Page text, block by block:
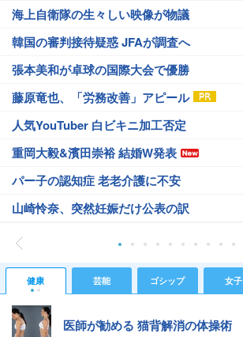
海上自衛隊の生々しい映像が物議
韓国の審判接待疑惑 JFAが調査へ
張本美和が卓球の国際大会で優勝
藤原竜也、「労務改善」アピール
人気YouTuber 白ビキニ加工否定
重岡大毅&濱田崇裕 結婚W発表
パー子の認知症 老老介護に不安
山崎怜奈、突然妊娠だけ公表の訳
健康 芸能 ゴシップ 女子
医師が勧める 猫背解消の体操術